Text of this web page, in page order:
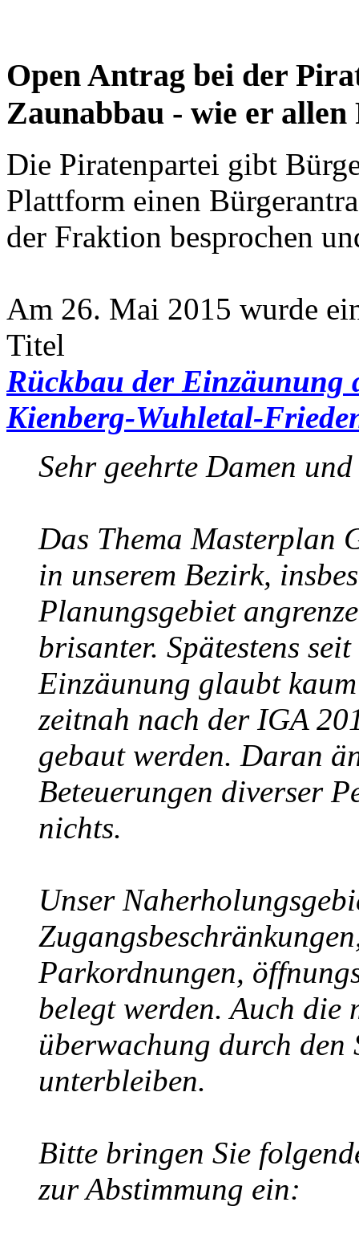
Open Antrag bei der
Zaunabbau - wie er allen
Die Piratenpartei gibt
Plattform einen
der Fraktion besprochen
Am 26. Mai 2015 wurde
Titel
Rückbau der Einzäunung
Kienberg-Wuhletal-
Sehr geehrte Damen
Das Thema Masterplan
in unserem Bezirk,
Planungsgebiet
brisanter. Spätestens
Einzäunung glaubt
zeitnah nach der IGA
gebaut werden. Daran
Beteuerungen diverser
nichts.
Unser
Parkordnungen,
belegt werden. Auch die
überwachung durch den
unterbleiben.
Bitte bringen Sie
zur Abstimmung ein: